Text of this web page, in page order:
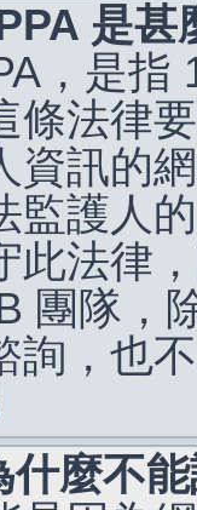
是甚
，是指
條法律
資訊的
監護人
此法律
團隊，
詢，也
什麼不能